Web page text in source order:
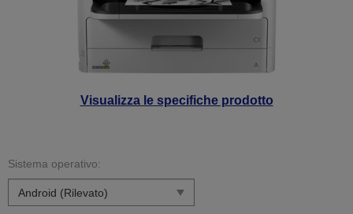
Visualizza le specifiche prodotto
Sistema operativo: